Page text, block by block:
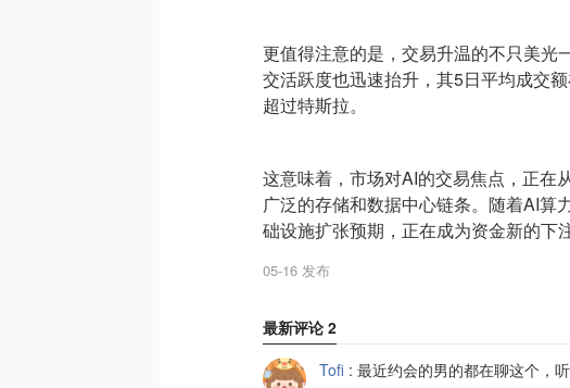
更值得注意的是，交易升温的不只美光
交活跃度也迅速抬升，其5日平均成交
超过特斯拉。
这意味着，市场对AI的交易焦点，正在
广泛的存储和数据中心链条。随着AI算
础设施扩张预期，正在成为资金新的下
05-16 发布
最新评论 2
Tofi : 最近约会的男的都在聊这个，